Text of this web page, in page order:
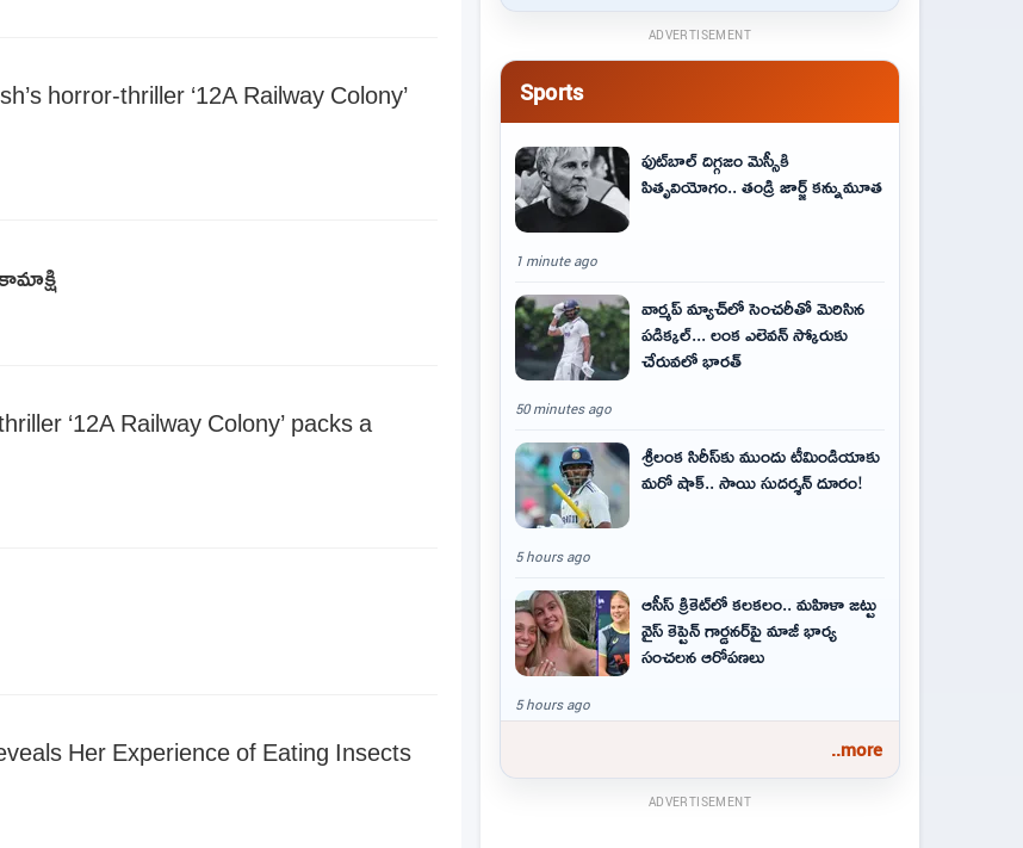
horror-thriller ‘12A Railway Colony’
‘12A Railway Colony’ packs a
Her Experience of Eating Insects
ADVERTISEMENT
Sports
ఫుట్‌బాల్ దిగ్గజం మెస్సీకి
పితృవియోగం.. తండ్రి జార్జ్ కన్నుమూత
1 minute ago
వార్మప్ మ్యాచ్‌లో సెంచరీతో మెరిసిన
పడిక్కల్... లంక ఎలెవన్ స్కోరుకు
చేరువలో భారత్
50 minutes ago
శ్రీలంక సిరీస్‌కు ముందు టీమిండియాకు
మరో షాక్‌.. సాయి సుదర్శన్‌ దూరం!
5 hours ago
ఆసీస్ క్రికెట్‌లో కలకలం.. మహిళా జట్టు
వైస్ కెప్టెన్ గార్డనర్‌పై మాజీ భార్య
సంచలన ఆరోపణలు
5 hours ago
..more
ADVERTISEMENT